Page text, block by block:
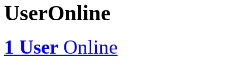
UserOnline
1 User Online